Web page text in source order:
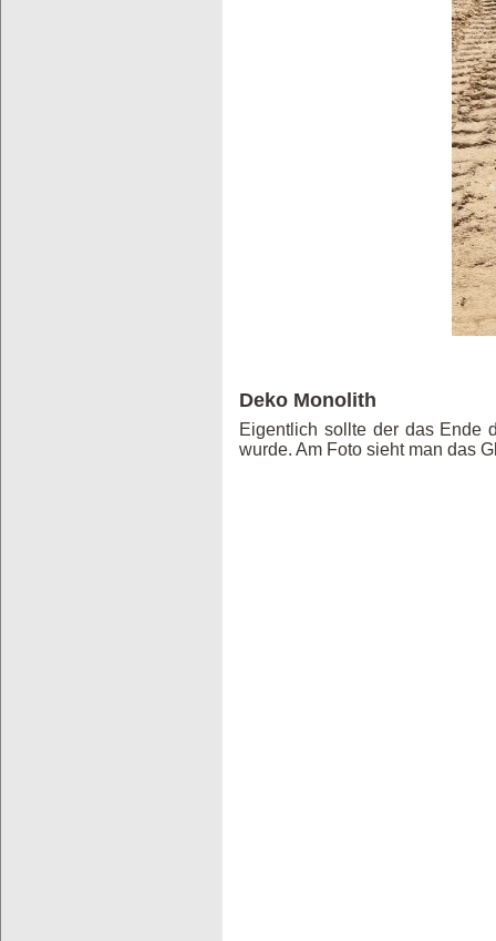
Deko Monolith
Eigentlich sollte der das Ende
wurde. Am Foto sieht man das